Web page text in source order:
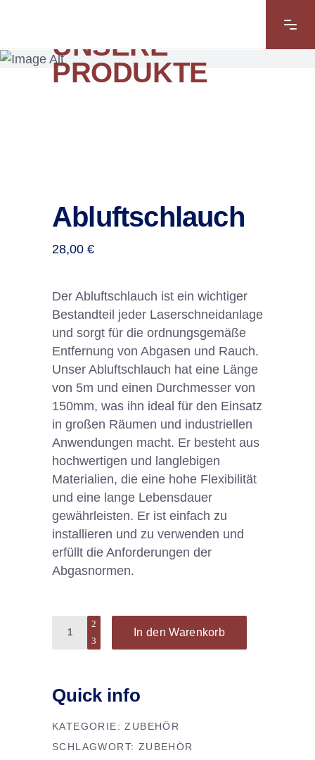
UNSERE
PRODUKTE
Abluftschlauch
28,00 €
Der Abluftschlauch ist ein wichtiger
Bestandteil jeder Laserschneidanlage
und sorgt für die ordnungsgemäße
Entfernung von Abgasen und Rauch.
Unser Abluftschlauch hat eine Länge
von 5m und einen Durchmesser von
150mm, was ihn ideal für den Einsatz
in großen Räumen und industriellen
Anwendungen macht. Er besteht aus
hochwertigen und langlebigen
Materialien, die eine hohe Flexibilität
und eine lange Lebensdauer
gewährleisten. Er ist einfach zu
installieren und zu verwenden und
erfüllt die Anforderungen der
Abgasnormen.
Quantity
In den Warenkorb
Quick info
KATEGORIE:ZUBEHÖR
SCHLAGWORT: ZUBEHÖR